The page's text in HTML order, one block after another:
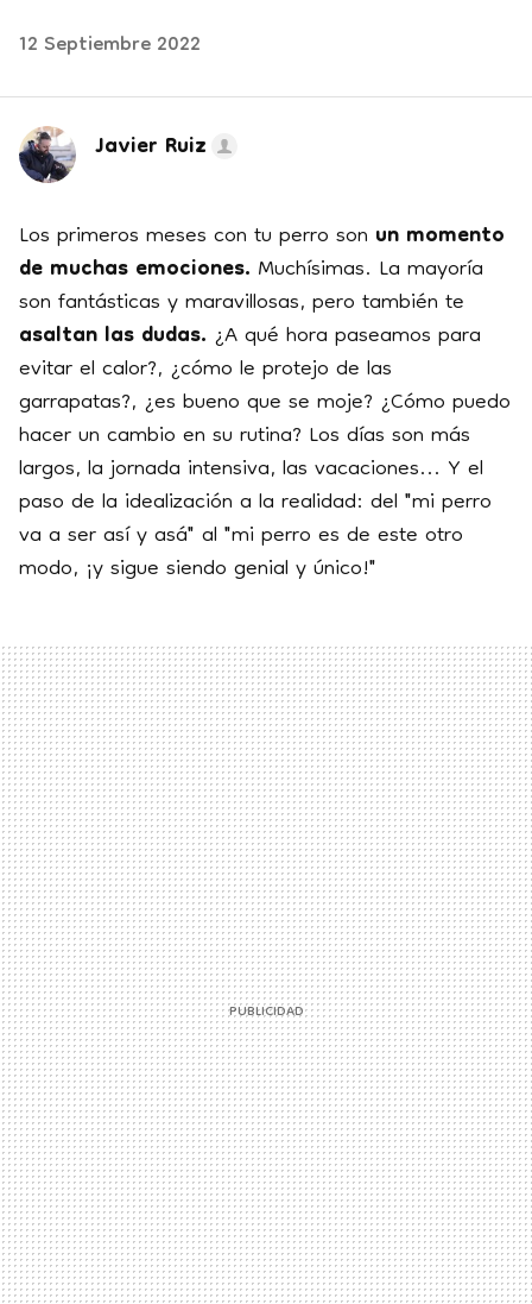
12 Septiembre 2022
Javier Ruiz
Los primeros meses con tu perro sonun momento
de muchas emociones.Muchísimas. La mayoría
son fantásticas y maravillosas, pero también te
asaltan las dudas.¿A qué hora paseamos para
evitar el calor?, ¿cómo le protejo de las
garrapatas?, ¿es bueno que se moje? ¿Cómo puedo
hacer un cambio en su rutina? Los días son más
largos, la jornada intensiva, las vacaciones... Y el
paso de la idealización a la realidad: del "mi perro
va a ser así y asá" al "mi perro es de este otro
modo, ¡y sigue siendo genial y único!"